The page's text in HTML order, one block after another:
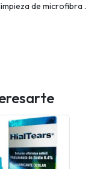
de microfibra .